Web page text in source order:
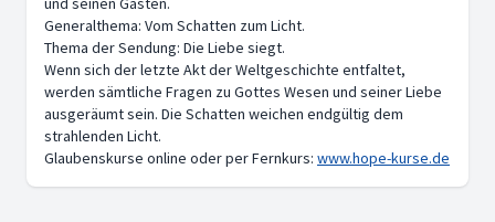
Generalthema: Vom Schatten zum Licht.
Thema der Sendung: Die Liebe siegt.
Wenn sich der letzte Akt der Weltgeschichte entfaltet,
werden sämtliche Fragen zu Gottes Wesen und seiner Liebe
ausgeräumt sein. Die Schatten weichen endgültig dem
strahlenden Licht.
Glaubenskurse online oder per Fernkurs: www.hope-kurse.de